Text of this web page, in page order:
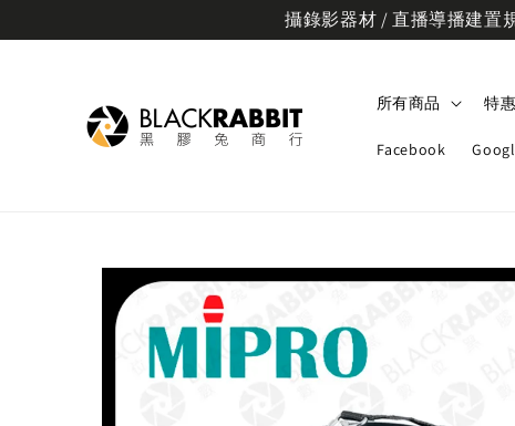
攝錄影器材 / 直播導播建置
所有商品 特
Facebook